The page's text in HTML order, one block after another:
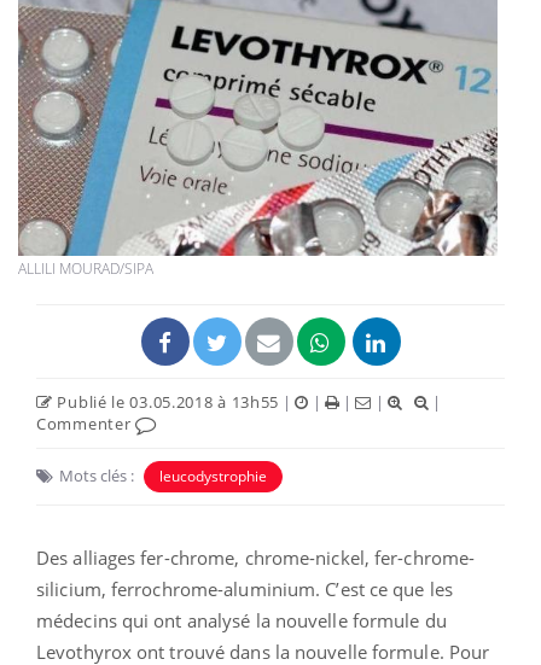
ALLILI MOURAD/SIPA
Publié le 03.05.2018 à 13h55 | | | |
|
Commenter
Mots clés : leucodystrophie
Des alliages fer-chrome, chrome-nickel, fer-chrome-
silicium, ferrochrome-aluminium. C’est ce que les
médecins qui ont analysé la nouvelle formule du
Levothyrox ont trouvé dans la nouvelle formule. Pour